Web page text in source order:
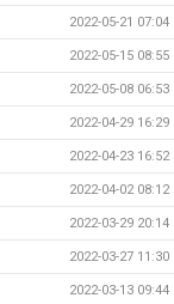
2022-05-21 07:04
2022-05-15 08:55
2022-05-08 06:53
2022-04-29 16:29
2022-04-23 16:52
2022-04-02 08:12
2022-03-29 20:14
2022-03-27 11:30
2022-03-13 09:44